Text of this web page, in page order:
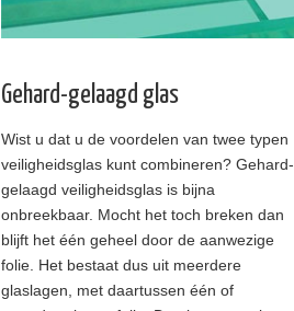
Gehard-gelaagd glas
Wist u dat u de voordelen van twee typen
veiligheidsglas kunt combineren? Gehard-
gelaagd veiligheidsglas is bijna
onbreekbaar. Mocht het toch breken dan
blijft het één geheel door de aanwezige
folie. Het bestaat dus uit meerdere
glaslagen, met daartussen één of